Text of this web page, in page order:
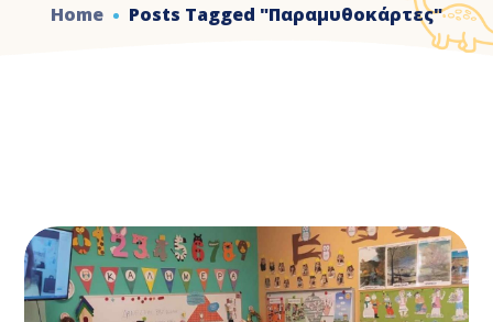
Home Posts Tagged "Παραμυθοκάρτες"